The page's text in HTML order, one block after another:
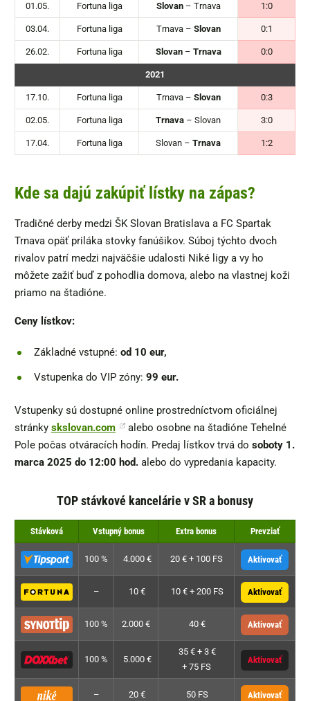
01.05. Fortuna liga Slovan – Trnava 1:0
03.04. Fortuna liga Trnava – Slovan 0:1
26.02. Fortuna liga Slovan – Trnava 0:0
2021
17.10. Fortuna liga Trnava – Slovan 0:3
02.05. Fortuna liga Trnava – Slovan 3:0
17.04. Fortuna liga Slovan – Trnava 1:2
Kde sa dajú zakúpiť lístky na zápas?
Tradičné derby medzi ŠK Slovan Bratislava a FC Spartak
Trnava opäť priláka stovky fanúšikov. Súboj týchto dvoch
rivalov patrí medzi najväčšie udalosti Niké ligy a vy ho
môžete zažiť buď z pohodlia domova, alebo na vlastnej koži
priamo na štadióne.
Ceny lístkov:
Základné vstupné: od 10 eur,
Vstupenka do VIP zóny: 99 eur.
Vstupenky sú dostupné online prostredníctvom oficiálnej
stránky skslovan.com
alebo osobne na štadióne Tehelné
Pole počas otváracích hodín. Predaj lístkov trvá do soboty 1.
marca 2025 do 12:00 hod. alebo do vypredania kapacity.
TOP stávkové kancelárie v SR a bonusy
Stávková Vstupný bonus Extra bonus Prevziať
100 % 4.000 € 20 € + 100 FS Aktivovať
– 10 € 10 € + 200 FS Aktivovať
100 % 2.000 € 40 € Aktivovať
100 % 5.000 €
35 € + 3 €
+ 75 FS
Aktivovať
– 20 € 50 FS Aktivovať